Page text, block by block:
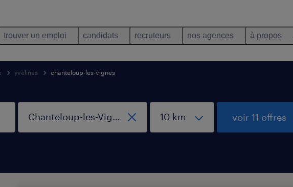
trouver un emploi candidats recruteurs nos agences à propos
yvelines chanteloup-les-vignes
voir 11 offres